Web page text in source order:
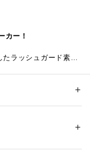
カー！
ラッシュガード素材
っかりと紫外線対策
不可,日陰つり干し乾燥,
く弱いウエットクリーニ
グをご覧ください